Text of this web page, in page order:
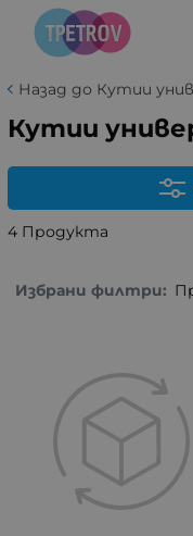
Назад до Кутии
Кутии
4 Продукта
Избрани филтри: